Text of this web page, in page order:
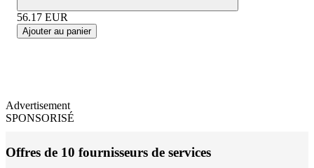
56.17 EUR
Ajouter au panier
Advertisement
SPONSORISÉ
Offres de 10 fournisseurs de services